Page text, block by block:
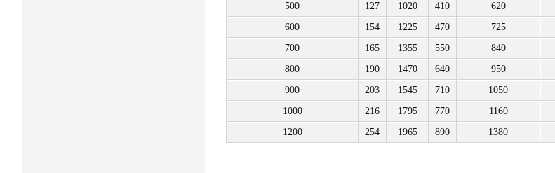
500
127 1020 410 620
600
154 1225 470 725
700
165 1355 550 840
800
190 1470 640 950
900
203 1545 710 1050
1000
216 1795 770 1160
1200
254 1965 890 1380